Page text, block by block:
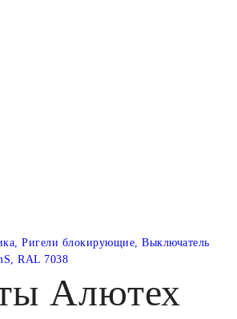
Ригели блокирующие, Выключатель
RAL 7038
Алютех